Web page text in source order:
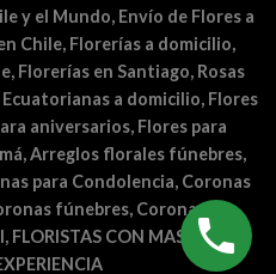
y el Mundo, Envío de Flores a
Chile, Florerías a domicilio,
Florerías en Santiago, Rosas
a domicilio, Flores
aniversarios, Flores para
Arreglos florales fúnebres,
para Condolencia, Coronas
fúnebres, Coronas de
CON MAS DE 25